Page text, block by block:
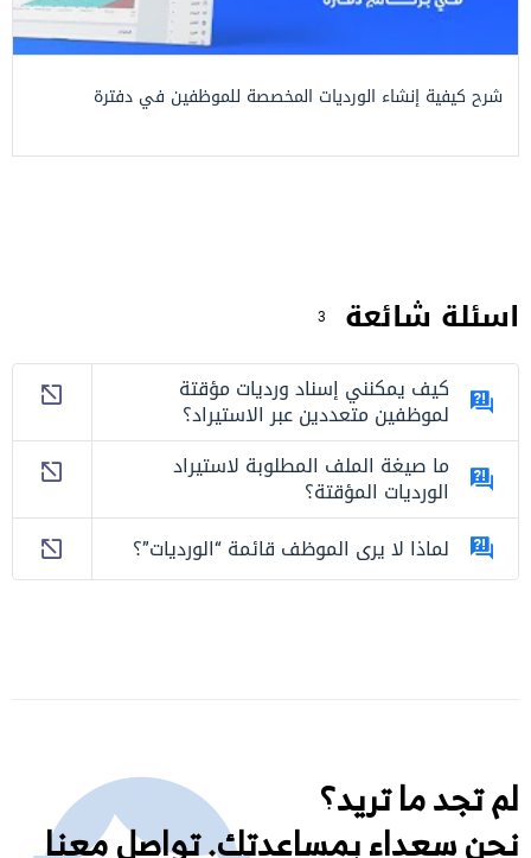
شرح كيفية إنشاء الورديات المخصصة للموظفين في دفترة
اسئلة شائعة 3
كيف يمكنني إسناد ورديات مؤقتة
لموظفين متعددين عبر الاستيراد؟
ما صيغة الملف المطلوبة لاستيراد
الورديات المؤقتة؟
لماذا لا يرى الموظف قائمة “الورديات”؟
لم تجد ما تريد؟
نحن سعداء بمساعدتك. تواصل معنا